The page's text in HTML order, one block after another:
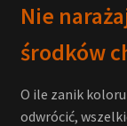
Nie
środków
O ile zanik
odwrócić,